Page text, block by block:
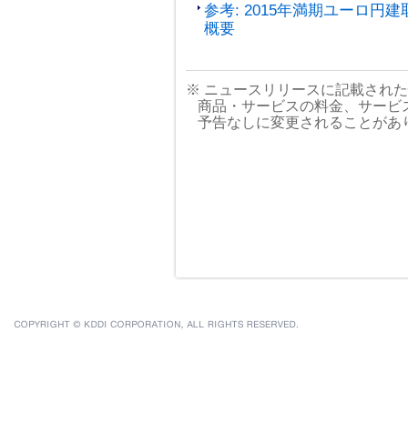
参考: 2015年満期ユーロ円
概要
※ ニュースリリースに記載され
商品・サービスの料金、サー
予告なしに変更されることが